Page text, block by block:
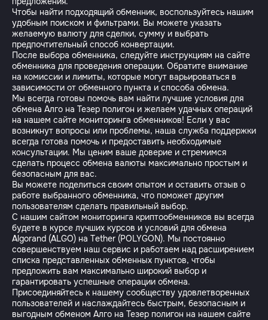
Чтобы найти подходящий обменник, воспользуйтесь нашим
удобным поиском и фильтрами. Вы можете указать
желаемую валюту для сделки, сумму и выбрать
предпочтительный способ конвертации.
После выбора обменника, следуйте инструкциям на сайте
обменника для проведения операции. Обратите внимание
на комиссии и лимиты, которые могут варьироваться в
зависимости от обменного пункта и способа обмена.
Мы всегда готовы помочь вам найти лучшие условия для
обмена Алго на Тезер полигон и желаем удачных операций
на нашем сайте мониторинга обменников! Если у вас
возникнут вопросы или проблемы, наша служба поддержки
всегда готова помочь и предоставить необходимые
консультации. Мы ценим ваше доверие и стремимся
сделать процесс обмена валюты максимально простым и
безопасным для вас.
Вы можете поделиться своим опытом и оставить отзыв о
работе выбранного обменника, что поможет другим
пользователям сделать правильный выбор.
С нашим сайтом мониторинга криптообменников вы всегда
будете в курсе лучших курсов и условий для обмена
Algorand (ALGO) на Tether (POLYGON). Мы постоянно
совершенствуем наш сервис и работаем над расширением
списка представленных обменных пунктов, чтобы
предложить вам максимально широкий выбор и
гарантировать успешные операции обмена.
Присоединяйтесь к нашему сообществу удовлетворенных
пользователей и наслаждайтесь быстрым, безопасным и
выгодным обменом Алго на Тезер полигон на нашем сайте